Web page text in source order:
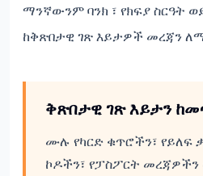
ማንኛውንም ባንክ ፣ የክፍያ ስርዓት
ከቅጽበታዊ ገጽ እይታዎች መረጃን
ቅጽበታዊ ገጽ እይታን
ሙሉ የካርድ ቁጥሮችን፣ የይለፍ
ኮዶችን፣ የፓስፖርት